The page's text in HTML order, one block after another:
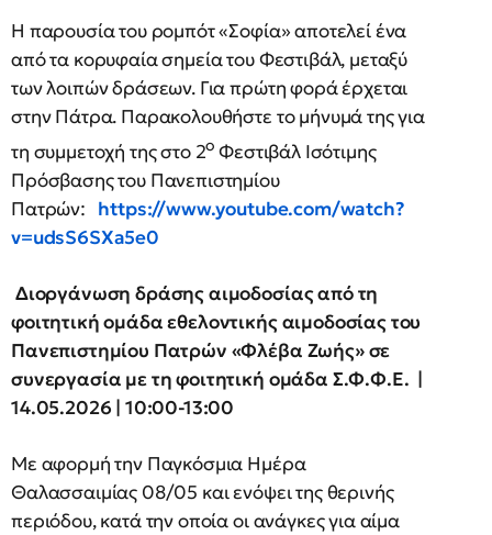
Η παρουσία του ρομπότ «Σοφία» αποτελεί ένα
από τα κορυφαία σημεία του Φεστιβάλ, μεταξύ
των λοιπών δράσεων. Για πρώτη φορά έρχεται
στην Πάτρα. Παρακολουθήστε το μήνυμά της για
τη συμμετοχή της στο 2ο Φεστιβάλ Ισότιμης
Πρόσβασης του Πανεπιστημίου
Πατρών: https://www.youtube.com/watch?
v=udsS6SXa5e0
Διοργάνωση δράσης αιμοδοσίας από τη
φοιτητική ομάδα εθελοντικής αιμοδοσίας του
Πανεπιστημίου Πατρών «Φλέβα Ζωής» σε
συνεργασία με τη φοιτητική ομάδα Σ.Φ.Φ.Ε. |
14.05.2026 | 10:00-13:00
Με αφορμή την Παγκόσμια Ημέρα
Θαλασσαιμίας 08/05 και ενόψει της θερινής
περιόδου, κατά την οποία οι ανάγκες για αίμα